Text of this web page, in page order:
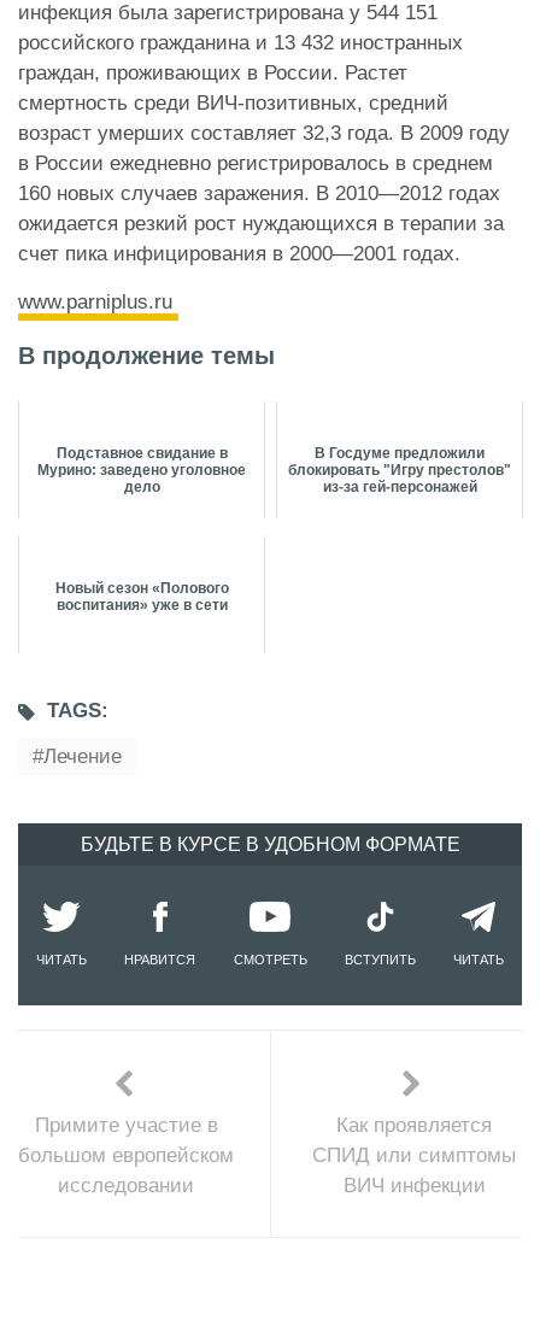
инфекция была зарегистрирована у 544 151
российского гражданина и 13 432 иностранных
граждан, проживающих в России. Растет
смертность среди ВИЧ-позитивных, средний
возраст умерших составляет 32,3 года. В 2009 году
в России ежедневно регистрировалось в среднем
160 новых случаев заражения. В 2010—2012 годах
ожидается резкий рост нуждающихся в терапии за
счет пика инфицирования в 2000—2001 годах.
www.parniplus.ru
В продолжение темы
Подставное свидание в
Мурино: заведено уголовное
дело
В Госдуме предложили
блокировать "Игру престолов"
из-за гей-персонажей
Новый сезон «Полового
воспитания» уже в сети
TAGS:
Лечение
БУДЬТЕ В КУРСЕ В УДОБНОМ ФОРМАТЕ
ЧИТАТЬ НРАВИТСЯ СМОТРЕТЬ ВСТУПИТЬ ЧИТАТЬ
Примите участие в
большом европейском
исследовании
Как проявляется
СПИД или симптомы
ВИЧ инфекции